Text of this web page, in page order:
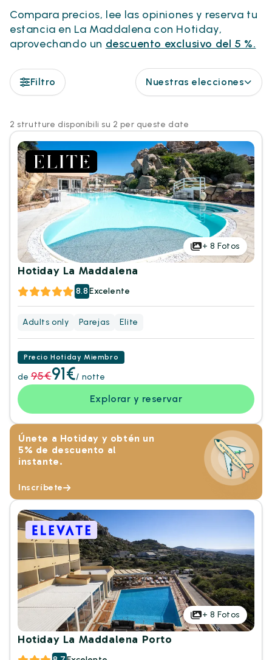
Compara precios, lee las opiniones y reserva tu
estancia en La Maddalena con Hotiday,
aprovechando un descuento exclusivo del 5 %.
Filtro Nuestras elecciones
2 strutture disponibili su 2 per queste date
+ 8 Fotos
Hotiday La Maddalena
8.8Excelente
Adults only Parejas Elite
Precio Hotiday Miembro
de 95€91€/ notte
Explorar y reservar
Únete a Hotiday y obtén un
5% de descuento al
instante.
Inscríbete
+ 8 Fotos
Hotiday La Maddalena Porto